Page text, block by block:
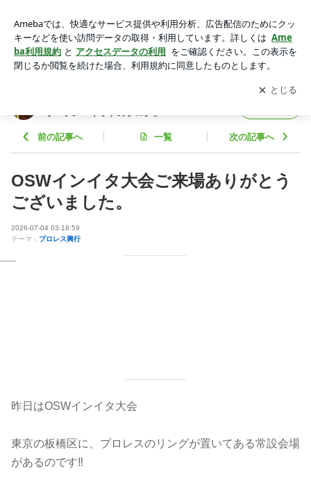
ケン・キッド オフィシャルブログ「ビリーケン・キッドのブ
ログ」Powered by Ameba
アプリをダウンロードして ブログの更新通知
を受け取りまし
ょう。
開く
リーケン・キッドのブログ」
前の記事へ 一覧 次の記事へ
OSWインイタ大会ご来場ありがとう
ございました。
2026-07-04 03:18:59
テーマ： プロレス興行
昨日はOSWインイタ大会
東京の板橋区に、プロレスのリングが置いてある常設会場
があるのです‼️